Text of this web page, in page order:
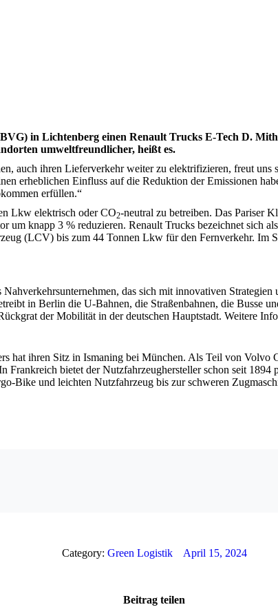
in Lichtenberg einen Renault Trucks E-Tech D.
umweltfreundlicher, heißt es.
auch ihren Lieferverkehr weiter zu elektrifizieren, freut uns
erheblichen Einfluss auf die Reduktion der Emissionen
erfüllen.“
Lkw elektrisch oder CO2-neutral zu betreiben. Das Pariser
um knapp 3 % reduzieren. Renault Trucks bezeichnet sich
(LCV) bis zum 44 Tonnen Lkw für den Fernverkehr. Im
das sich mit innovativen
in Berlin die U-Bahnen, die Straßenbahnen, die Busse
der Mobilität in der deutschen Hauptstadt. Weitere
hat ihren Sitz in Ismaning bei München. Als Teil von Volvo
Frankreich bietet der Nutzfahrzeughersteller schon seit
Bike und leichten Nutzfahrzeug bis zur schweren
Category: Green Logistik April 15, 2024
Beitrag teilen